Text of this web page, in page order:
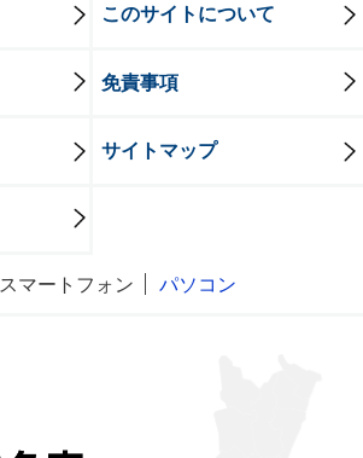
このサイトについて
免責事項
サイトマップ
スマートフォン パソコン